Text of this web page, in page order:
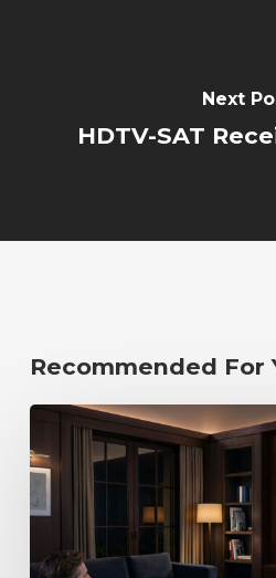
Next
HDTV-SAT
Recommended For